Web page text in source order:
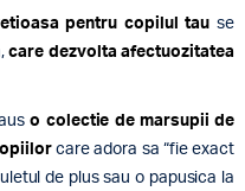
pentru copilul tau se
care dezvolta afectuozitatea
o colectie de marsupii de
care adora sa “fie exact
de plus sau o papusica la